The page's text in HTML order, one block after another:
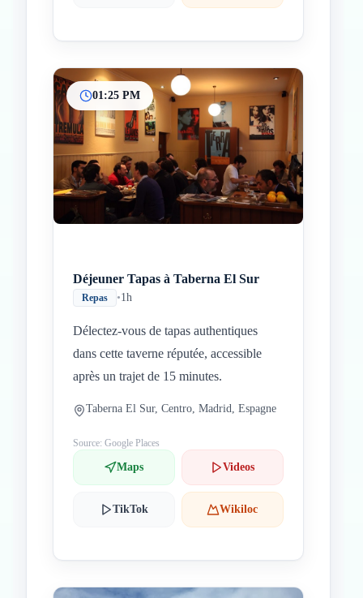
01:25 PM
Déjeuner Tapas à Taberna El Sur
Repas •1h
Délectez-vous de tapas authentiques
dans cette taverne réputée, accessible
après un trajet de 15 minutes.
Taberna El Sur, Centro, Madrid, Espagne
Source: Google Places
Maps Videos
TikTok Wikiloc